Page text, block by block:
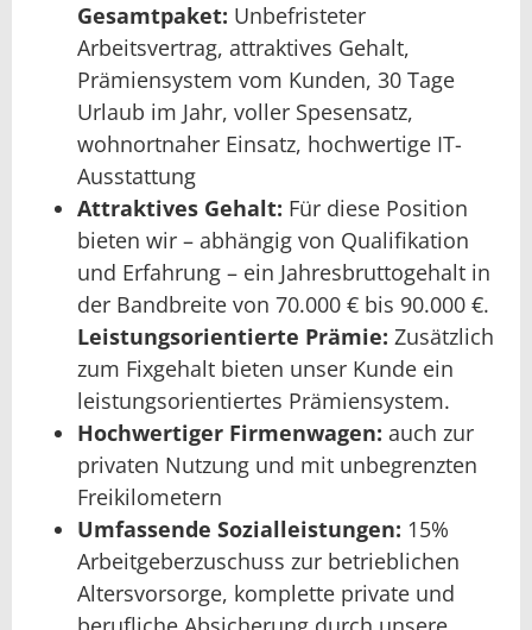
Gesamtpaket: Unbefristeter
Arbeitsvertrag, attraktives Gehalt,
Prämiensystem vom Kunden, 30 Tage
Urlaub im Jahr, voller Spesensatz,
wohnortnaher Einsatz, hochwertige IT-
Ausstattung
Attraktives Gehalt: Für diese Position
bieten wir – abhängig von Qualifikation
und Erfahrung – ein Jahresbruttogehalt in
der Bandbreite von 70.000 € bis 90.000 €.
Leistungsorientierte Prämie: Zusätzlich
zum Fixgehalt bieten unser Kunde ein
leistungsorientiertes Prämiensystem.
Hochwertiger Firmenwagen: auch zur
privaten Nutzung und mit unbegrenzten
Freikilometern
Umfassende Sozialleistungen: 15%
Arbeitgeberzuschuss zur betrieblichen
Altersvorsorge, komplette private und